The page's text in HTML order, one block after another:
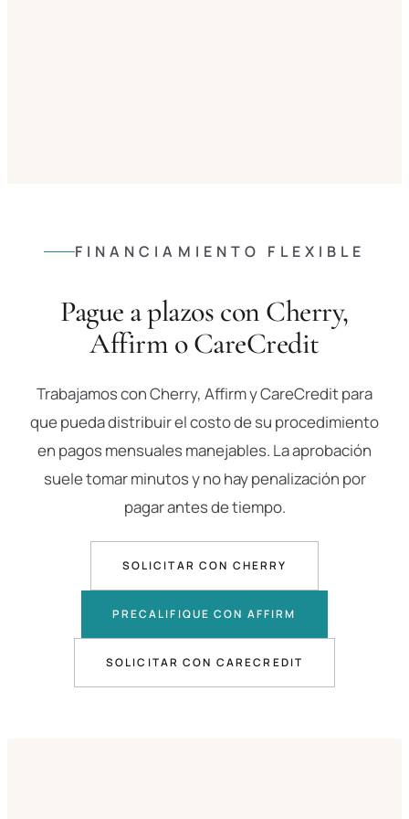
FINANCIAMIENTO FLEXIBLE
Pague a plazos con Cherry,
Affirm o CareCredit
Trabajamos con Cherry, Affirm y CareCredit para
que pueda distribuir el costo de su procedimiento
en pagos mensuales manejables. La aprobación
suele tomar minutos y no hay penalización por
pagar antes de tiempo.
SOLICITAR CON CHERRY
PRECALIFIQUE CON AFFIRM
SOLICITAR CON CARECREDIT